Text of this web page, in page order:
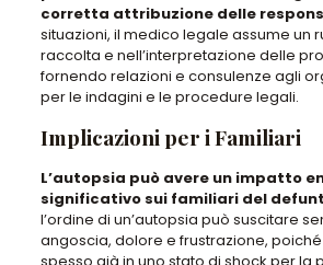
corretta attribuzione delle
situazioni, il medico legale assume un
raccolta e nell’interpretazione delle
fornendo relazioni e consulenze agli
per le indagini e le procedure legali.
Implicazioni per i Familiari
L’autopsia può avere un impatto
significativo sui familiari del
l’ordine di un’autopsia può suscitare
angoscia, dolore e frustrazione,